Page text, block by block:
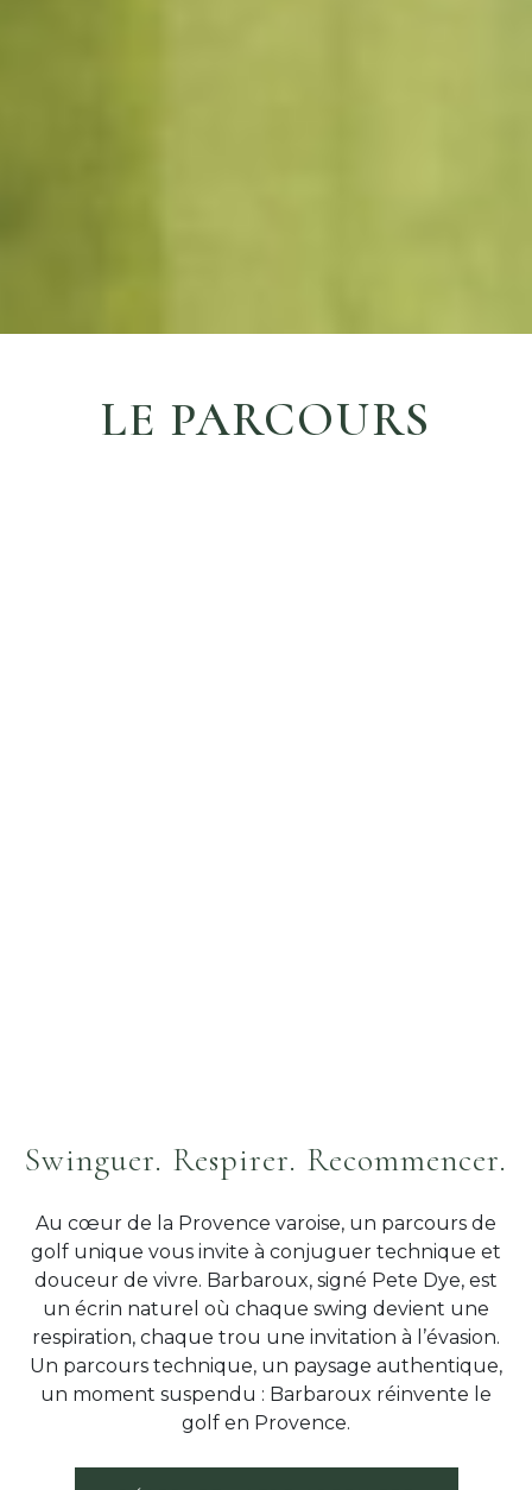
LE PARCOURS
Swinguer. Respirer. Recommencer.
Au cœur de la Provence varoise, un parcours de
golf unique vous invite à conjuguer technique et
douceur de vivre. Barbaroux, signé Pete Dye, est
un écrin naturel où chaque swing devient une
respiration, chaque trou une invitation à l’évasion.
Un parcours technique, un paysage authentique,
un moment suspendu : Barbaroux réinvente le
golf en Provence.